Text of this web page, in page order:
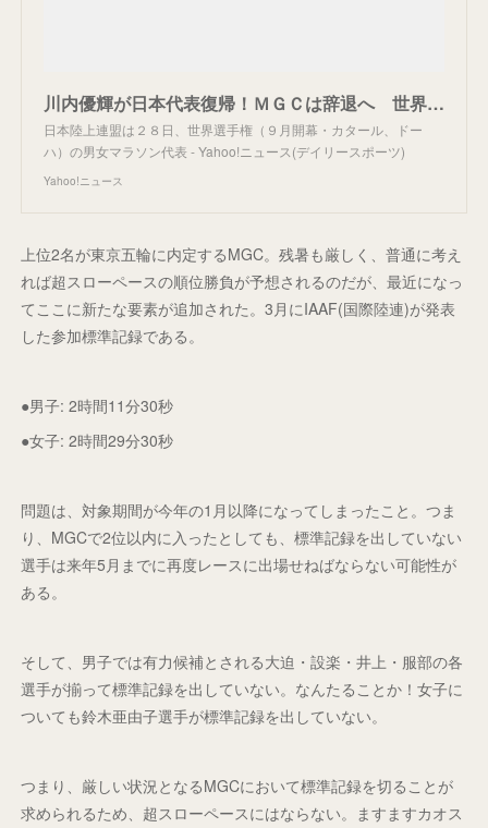
川内優輝が日本代表復帰！ＭＧＣは辞退へ 世界選手権マラソン代表発表（デイリースポーツ） - Yahoo!ニュース
日本陸上連盟は２８日、世界選手権（９月開幕・カタール、ドー
ハ）の男女マラソン代表 - Yahoo!ニュース(デイリースポーツ)
Yahoo!ニュース
上位2名が東京五輪に内定するMGC。残暑も厳しく、普通に考え
れば超スローペースの順位勝負が予想されるのだが、最近になっ
てここに新たな要素が追加された。3月にIAAF(国際陸連)が発表
した参加標準記録である。
●男子: 2時間11分30秒
●女子: 2時間29分30秒
問題は、対象期間が今年の1月以降になってしまったこと。つま
り、MGCで2位以内に入ったとしても、標準記録を出していない
選手は来年5月までに再度レースに出場せねばならない可能性が
ある。
そして、男子では有力候補とされる大迫・設楽・井上・服部の各
選手が揃って標準記録を出していない。なんたることか！女子に
ついても鈴木亜由子選手が標準記録を出していない。
つまり、厳しい状況となるMGCにおいて標準記録を切ることが
求められるため、超スローペースにはならない。ますますカオス